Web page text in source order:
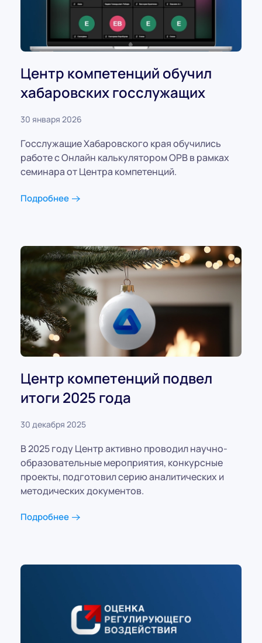
Центр компетенций обучил
хабаровских госслужащих
30 января 2026
Госслужащие Хабаровского края обучились
работе с Онлайн калькулятором ОРВ в рамках
семинара от Центра компетенций.
Подробнее
Центр компетенций подвел
итоги 2025 года
30 декабря 2025
В 2025 году Центр активно проводил научно-
образовательные мероприятия, конкурсные
проекты, подготовил серию аналитических и
методических документов.
Подробнее